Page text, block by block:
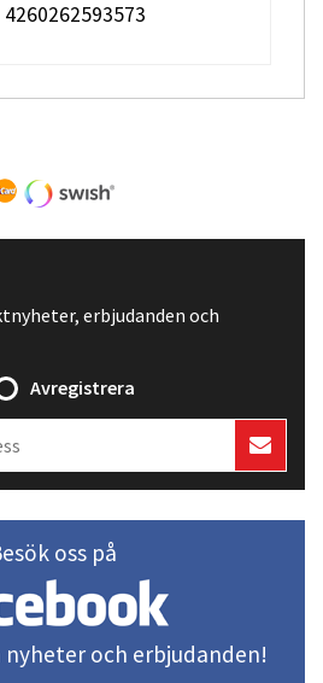
4260262593573
erbjudanden och
Avregistrera
oss på
och erbjudanden!